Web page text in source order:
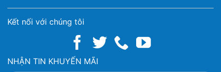
Kết nối với chúng tôi
NHẬN TIN KHUYẾN MÃI